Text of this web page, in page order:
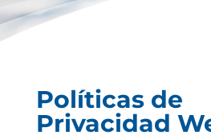
Políticas de
Privacidad